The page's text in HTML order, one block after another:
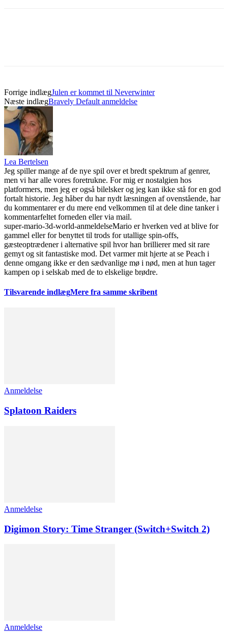
Forrige indlægJulen er kommet til Neverwinter
Næste indlægBravely Default anmeldelse
Lea Bertelsen
Jeg spiller mange af de nye spil over et bredt spektrum af genrer,
men vi har alle vores foretrukne. For mig er nostalgien hos
platformers, men jeg er også bilelsker og jeg kan ikke stå for en god
fortalt historie. Jeg håber du har nydt læsningen af ovenstående, har
du kommentarer er du mere end velkommen til at dele dine tanker i
kommentarfeltet forneden eller via mail.
super-mario-3d-world-anmeldelseMario er hverken ved at blive for
gammel eller for benyttet til trods for utallige spin-offs,
gæsteoptrædener i alternative spil hvor han brillierer med sit rare
gemyt og sit fantastiske mod. Det varmer mit hjerte at se Peach i
denne omgang ikke er den sædvanlige mø i nød, men at hun tager
kampen op i selskab med de to elskelige brødre.
Tilsvarende indlægMere fra samme skribent
Anmeldelse
Splatoon Raiders
Anmeldelse
Digimon Story: Time Stranger (Switch+Switch 2)
Anmeldelse